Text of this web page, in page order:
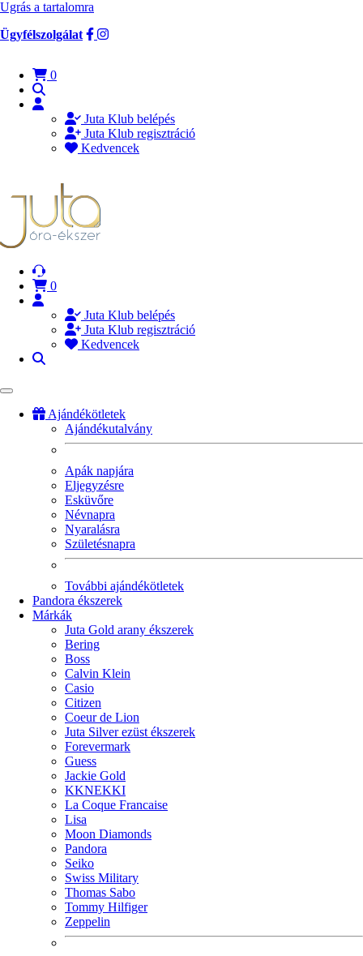
Ugrás a tartalomra
Ügyfélszolgálat
0
Juta Klub belépés
Juta Klub regisztráció
Kedvencek
0
Juta Klub belépés
Juta Klub regisztráció
Kedvencek
Ajándékötletek
Ajándékutalvány
Apák napjára
Eljegyzésre
Esküvőre
Névnapra
Nyaralásra
Születésnapra
További ajándékötletek
Pandora ékszerek
Márkák
Juta Gold arany ékszerek
Bering
Boss
Calvin Klein
Casio
Citizen
Coeur de Lion
Juta Silver ezüst ékszerek
Forevermark
Guess
Jackie Gold
KKNEKKI
La Coque Francaise
Lisa
Moon Diamonds
Pandora
Seiko
Swiss Military
Thomas Sabo
Tommy Hilfiger
Zeppelin